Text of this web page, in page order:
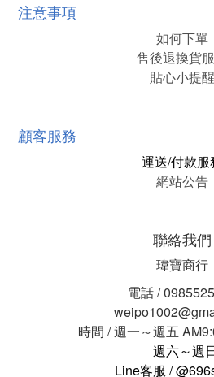
注意事項
如何下單
售後退換貨
貼心小提醒
顧客服務
運送/付款服
網站公告
聯絡我們
瑋寶商行
電話 /
時間 / 週一～週五
週六～週
Line客服 /